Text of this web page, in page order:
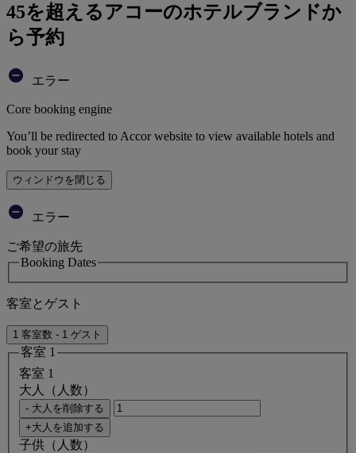
45を超えるアコーのホテルブランドか
ら予約
エラー
Core booking engine
You’ll be redirected to Accor website to view available hotels and
book your stay
ウィンドウを閉じる
エラー
ご希望の旅先
Booking Dates
客室とゲスト
1 客室数 - 1 ゲスト
客室 1
客室 1
大人（人数）
- 大人を削除する
+大人を追加する
子供（人数）